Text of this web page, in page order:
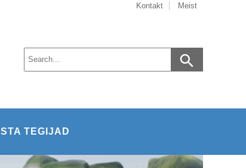
Kontakt Meist
TEGIJAD